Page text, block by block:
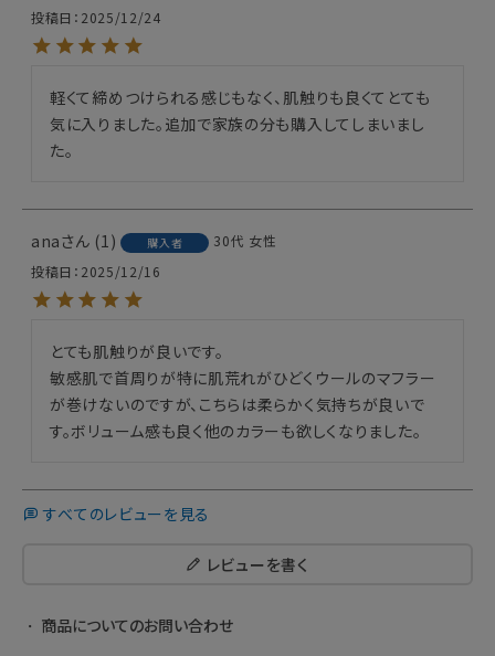
投稿日
2025/12/24
軽くて締めつけられる感じもなく、肌触りも良くてとても
気に入りました。追加で家族の分も購入してしまいまし
た。
ana 1 購入者 30代 女性
投稿日
2025/12/16
とても肌触りが良いです。
敏感肌で首周りが特に肌荒れがひどくウールのマフラー
が巻けないのですが、こちらは柔らかく気持ちが良いで
す。ボリューム感も良く他のカラーも欲しくなりました。
すべてのレビューを見る
レビューを書く
商品についてのお問い合わせ